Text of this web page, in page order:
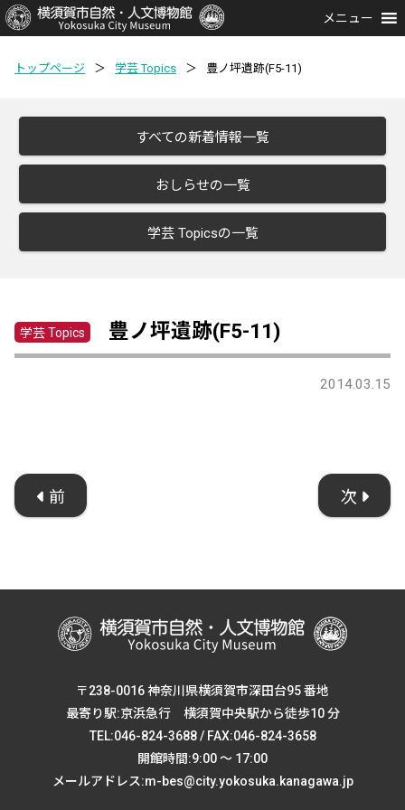
メニュー
トップページ ＞ 学芸 Topics ＞ 豊ノ坪遺跡(F5-11)
すべての新着情報一覧
おしらせの一覧
学芸 Topicsの一覧
学芸 Topics 豊ノ坪遺跡(F5-11)
2014.03.15
前 次
〒238-0016 神奈川県横須賀市深田台95 番地
最寄り駅:京浜急行 横須賀中央駅から徒歩10 分
TEL:046-824-3688 / FAX:046-824-3658
開館時間:9:00 ～ 17:00
メールアドレス:m-bes@city.yokosuka.kanagawa.jp